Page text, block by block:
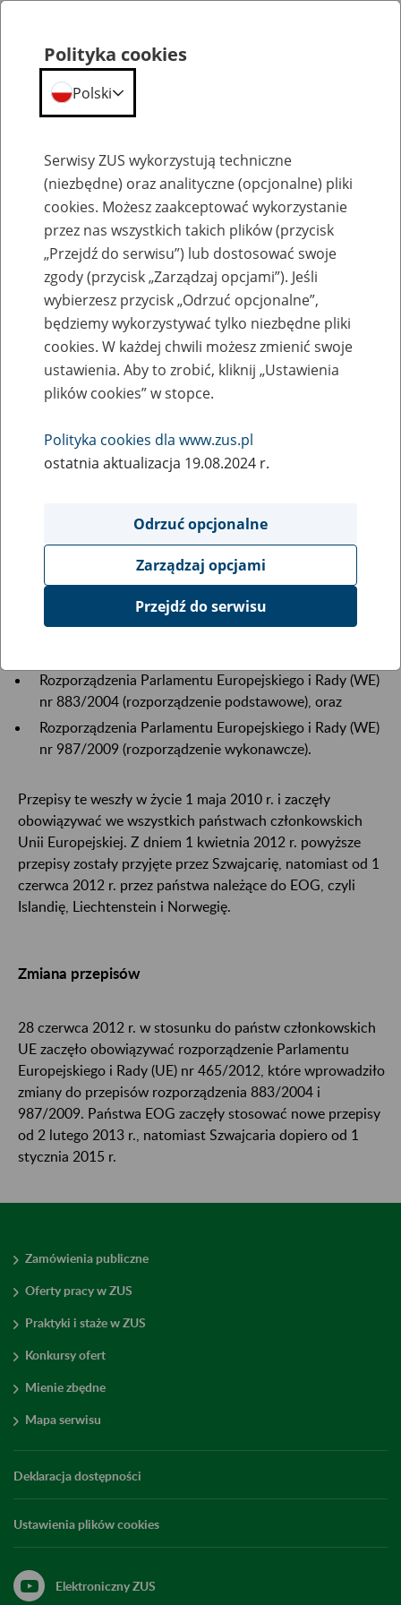
Pracujący w UE, EOG, Szwajcarii
Przepisy
24 listopada
2016
Czy wiesz, z jakich przepisów wynikają zasady pracy w
Rozporządzenia: podstawowe i wykonawcze
Zasady koordynacji systemów zabezpieczenia społecznego
Rozporządzenia Parlamentu Europejskiego i Rady (WE)
nr 883/2004 (rozporządzenie podstawowe), oraz
Rozporządzenia Parlamentu Europejskiego i Rady (WE)
nr 987/2009 (rozporządzenie wykonawcze).
Przepisy te weszły w życie 1 maja 2010 r. i zaczęły
obowiązywać we wszystkich państwach członkowskich
Unii Europejskiej. Z dniem 1 kwietnia 2012 r. powyższe
przepisy zostały przyjęte przez Szwajcarię, natomiast od 1
czerwca 2012 r. przez państwa należące do EOG, czyli
Islandię, Liechtenstein i Norwegię.
Zmiana przepisów
28 czerwca 2012 r. w stosunku do państw członkowskich
UE zaczęło obowiązywać rozporządzenie Parlamentu
Europejskiego i Rady (UE) nr 465/2012, które wprowadziło
zmiany do przepisów rozporządzenia 883/2004 i
987/2009. Państwa EOG zaczęły stosować nowe przepisy
od 2 lutego 2013 r., natomiast Szwajcaria dopiero od 1
stycznia 2015 r.
Zamówienia publiczne
Oferty pracy w ZUS
Praktyki i staże w ZUS
Konkursy ofert
Mienie zbędne
Mapa serwisu
Deklaracja dostępności
Ustawienia plików cookies
Elektroniczny ZUS
Polityka cookies
Polski
Serwisy ZUS wykorzystują techniczne
(niezbędne) oraz analityczne (opcjonalne) pliki
cookies. Możesz zaakceptować wykorzystanie
przez nas wszystkich takich plików (przycisk
„Przejdź do serwisu”) lub dostosować swoje
zgody (przycisk „Zarządzaj opcjami”). Jeśli
wybierzesz przycisk „Odrzuć opcjonalne”,
będziemy wykorzystywać tylko niezbędne pliki
cookies. W każdej chwili możesz zmienić swoje
ustawienia. Aby to zrobić, kliknij „Ustawienia
plików cookies” w stopce.
Polityka cookies dla www.zus.pl
ostatnia aktualizacja 19.08.2024 r.
Odrzuć opcjonalne
Zarządzaj opcjami
Przejdź do serwisu